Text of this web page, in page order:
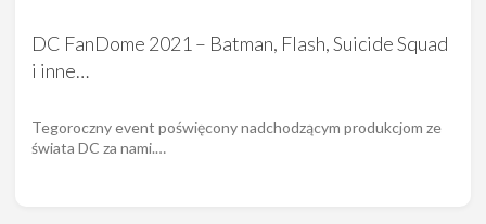
DC FanDome 2021 – Batman, Flash, Suicide Squad
i inne…
Tegoroczny event poświęcony nadchodzącym produkcjom ze
świata DC za nami.…